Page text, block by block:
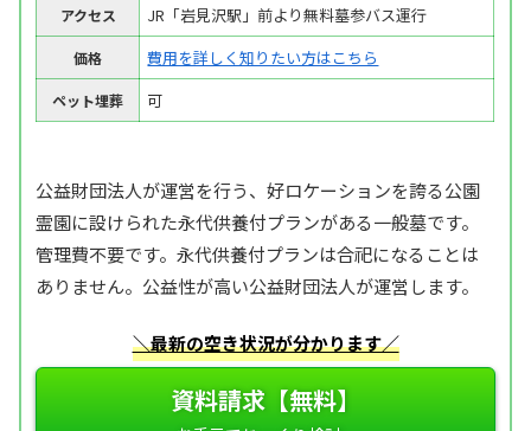
アクセス JR「岩見沢駅」前より無料墓参バス運行
価格 費用を詳しく知りたい方はこちら
ペット埋葬 可
公益財団法人が運営を行う、好ロケーションを誇る公園
霊園に設けられた永代供養付プランがある一般墓です。
管理費不要です。永代供養付プランは合祀になることは
ありません。公益性が高い公益財団法人が運営します。
＼最新の空き状況が分かります／
資料請求【無料】